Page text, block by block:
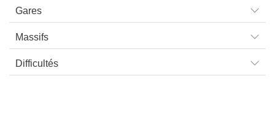
Gares
Massifs
Difficultés